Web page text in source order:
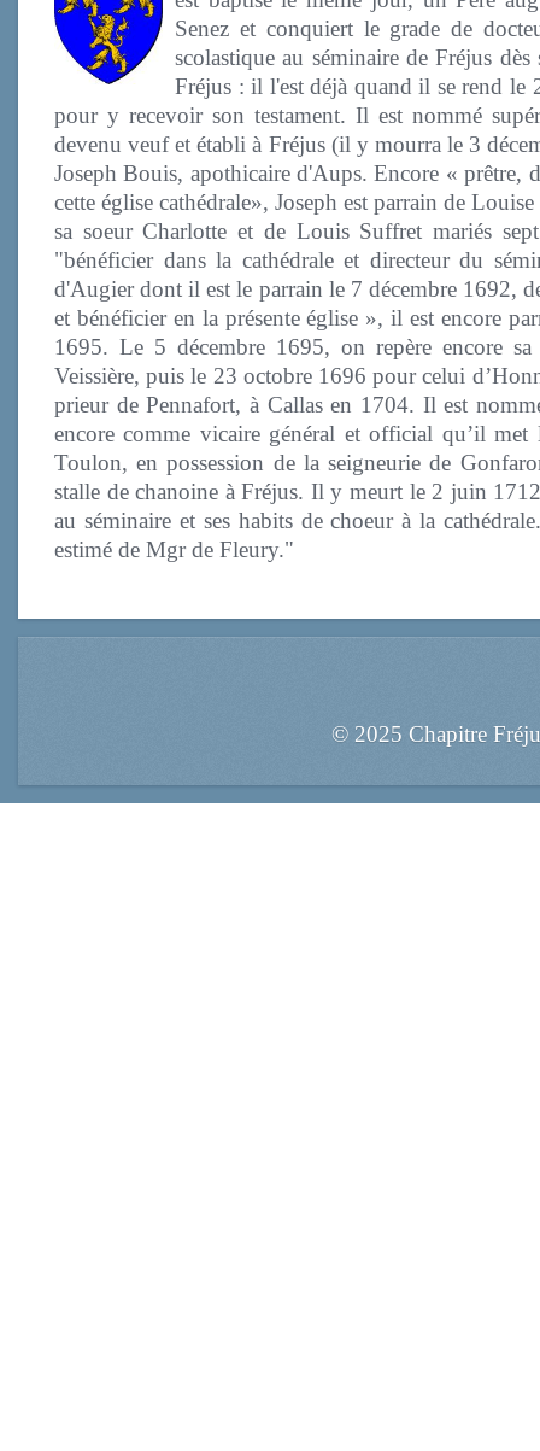
Senez et conquiert le grade de
scolastique au séminaire de Fréjus
Fréjus : il l'est déjà quand il se rend le
pour y recevoir son testament. Il est nommé
devenu veufet établi à Fréjus (il y mourra le 3
Joseph Bouis, apothicaire d'Aups. Encore « prêtre,
cette église cathédrale», Joseph est parrain de
sa soeur Charlotte et de Louis Suffret mariés
"bénéficier dans la cathédrale et directeur du
d'Augier dont il est le parrain le 7 décembre 1692,
et bénéficier en la présente église », il est encore
1695. Le 5 décembre 1695, on repère encore sa
Veissière, puis le 23 octobre 1696 pour celui
prieur de Pennafort, à Callas en 1704. Il est
encore comme vicaire général et official qu’il
Toulon, en possession de la seigneurie de
stalle de chanoine à Fréjus. Il y meurt le 2 juin
au séminaire et ses habits de choeur à la
estimé de Mgr de Fleury."
© 2025 Chapitre